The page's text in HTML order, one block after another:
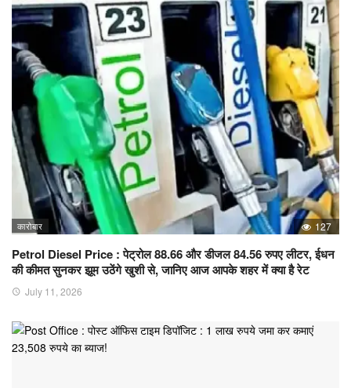
कारोबार 127
Petrol Diesel Price : पेट्रोल 88.66 और डीजल 84.56 रुपए लीटर, ईधन
की कीमत सुनकर झूम उठेंगे खुशी से, जानिए आज आपके शहर में क्या है रेट
July 11, 2026